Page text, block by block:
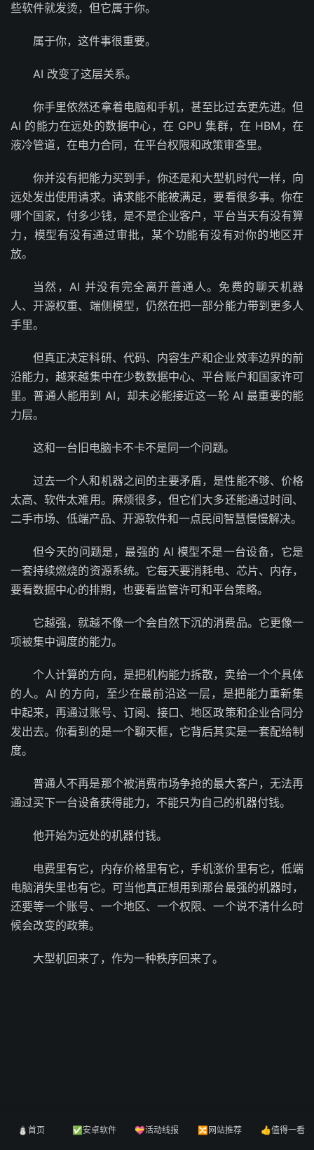
些软件就发烫，但它属于你。
属于你，这件事很重要。
AI 改变了这层关系。
你手里依然还拿着电脑和手机，甚至比过去更先进。但
AI 的能力在远处的数据中心，在 GPU 集群，在 HBM，在
液冷管道，在电力合同，在平台权限和政策审查里。
你并没有把能力买到手，你还是和大型机时代一样，向
远处发出使用请求。请求能不能被满足，要看很多事。你在
哪个国家，付多少钱，是不是企业客户，平台当天有没有算
力，模型有没有通过审批，某个功能有没有对你的地区开
放。
当然，AI 并没有完全离开普通人。免费的聊天机器
人、开源权重、端侧模型，仍然在把一部分能力带到更多人
手里。
但真正决定科研、代码、内容生产和企业效率边界的前
沿能力，越来越集中在少数数据中心、平台账户和国家许可
里。普通人能用到 AI，却未必能接近这一轮 AI 最重要的能
力层。
这和一台旧电脑卡不卡不是同一个问题。
过去一个人和机器之间的主要矛盾，是性能不够、价格
太高、软件太难用。麻烦很多，但它们大多还能通过时间、
二手市场、低端产品、开源软件和一点民间智慧慢慢解决。
但今天的问题是，最强的 AI 模型不是一台设备，它是
一套持续燃烧的资源系统。它每天要消耗电、芯片、内存，
要看数据中心的排期，也要看监管许可和平台策略。
它越强，就越不像一个会自然下沉的消费品。它更像一
项被集中调度的能力。
个人计算的方向，是把机构能力拆散，卖给一个个具体
的人。AI 的方向，至少在最前沿这一层，是把能力重新集
中起来，再通过账号、订阅、接口、地区政策和企业合同分
发出去。你看到的是一个聊天框，它背后其实是一套配给制
度。
普通人不再是那个被消费市场争抢的最大客户，无法再
通过买下一台设备获得能力，不能只为自己的机器付钱。
他开始为远处的机器付钱。
电费里有它，内存价格里有它，手机涨价里有它，低端
电脑消失里也有它。可当他真正想用到那台最强的机器时，
还要等一个账号、一个地区、一个权限、一个说不清什么时
候会改变的政策。
大型机回来了，作为一种秩序回来了。
⛄首页 ✅安卓软件 💝活动线报 🔀网站推荐 👍值得一看